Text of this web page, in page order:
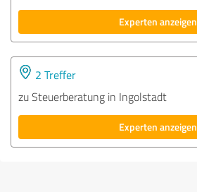
Experten anzeigen
2 Treffer
zu Steuerberatung in Ingolstadt
Experten anzeigen